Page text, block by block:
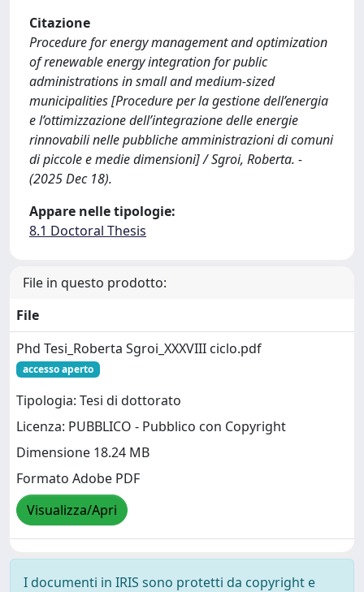
Citazione
Procedure for energy management and optimization
of renewable energy integration for public
administrations in small and medium-sized
municipalities [Procedure per la gestione dell’energia
e l’ottimizzazione dell’integrazione delle energie
rinnovabili nelle pubbliche amministrazioni di comuni
di piccole e medie dimensioni] / Sgroi, Roberta. -
(2025 Dec 18).
Appare nelle tipologie:
8.1 Doctoral Thesis
File in questo prodotto:
File
Phd Tesi_Roberta Sgroi_XXXVIII ciclo.pdf
accesso aperto
Tipologia: Tesi di dottorato
Licenza: PUBBLICO - Pubblico con Copyright
Dimensione 18.24 MB
Formato Adobe PDF
Visualizza/Apri
I documenti in IRIS sono protetti da copyright e